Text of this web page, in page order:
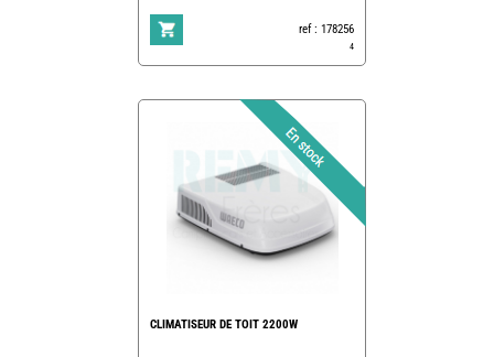
ref : 178256
4
CLIMATISEUR DE TOIT 2200W